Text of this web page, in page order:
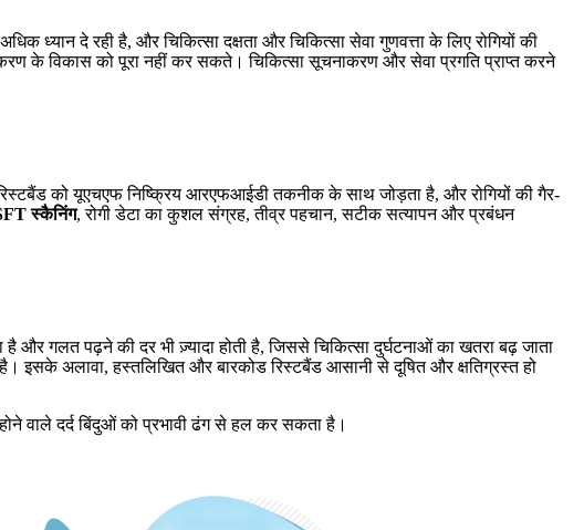
ध्यान दे रही है, और चिकित्सा दक्षता और चिकित्सा सेवा गुणवत्ता के लिए रोगियों की
के विकास को पूरा नहीं कर सकते। चिकित्सा सूचनाकरण और सेवा प्रगति प्राप्त करने
को यूएचएफ निष्क्रिय आरएफआईडी तकनीक के साथ जोड़ता है, और रोगियों की गैर-
स्कैनिंग, रोगी डेटा का कुशल संग्रह, तीव्र पहचान, सटीक सत्यापन और प्रबंधन
गलत पढ़ने की दर भी ज़्यादा होती है, जिससे चिकित्सा दुर्घटनाओं का खतरा बढ़ जाता
इसके अलावा, हस्तलिखित और बारकोड रिस्टबैंड आसानी से दूषित और क्षतिग्रस्त हो
वाले दर्द बिंदुओं को प्रभावी ढंग से हल कर सकता है।